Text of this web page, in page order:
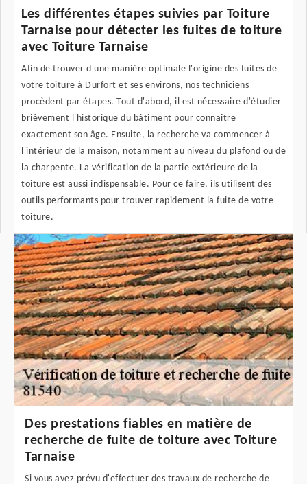
Les différentes étapes suivies par Toiture
Tarnaise pour détecter les fuites de toiture
avec Toiture Tarnaise
Afin de trouver d'une manière optimale l'origine des fuites de
votre toiture à Durfort et ses environs, nos techniciens
procèdent par étapes. Tout d'abord, il est nécessaire d'étudier
brièvement l'historique du bâtiment pour connaître
exactement son âge. Ensuite, la recherche va commencer à
l'intérieur de la maison, notamment au niveau du plafond ou de
la charpente. La vérification de la partie extérieure de la
toiture est aussi indispensable. Pour ce faire, ils utilisent des
outils performants pour trouver rapidement la fuite de votre
toiture.
Des prestations fiables en matière de
recherche de fuite de toiture avec Toiture
Tarnaise
Si vous avez prévu d'effectuer des travaux de recherche de